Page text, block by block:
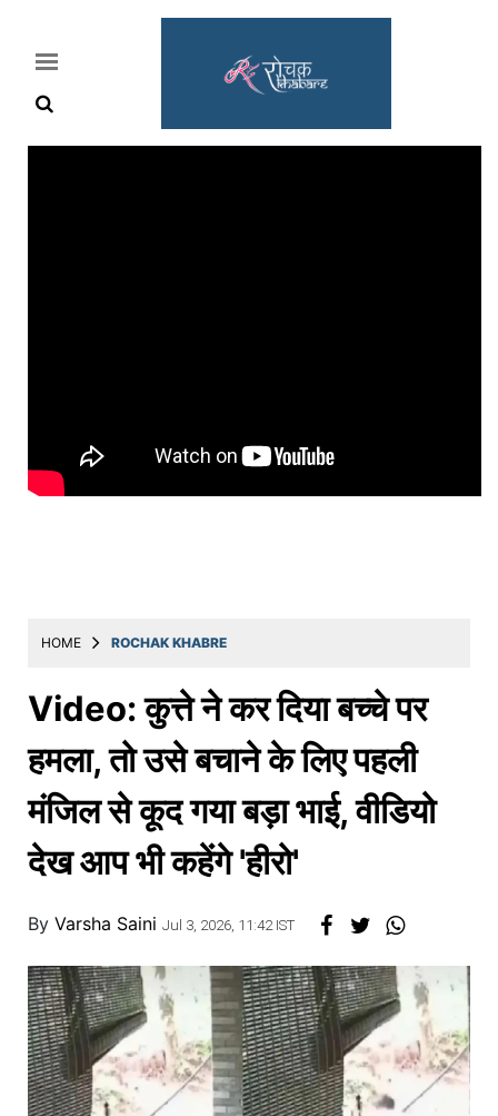
&
मराठी
मनोरंजन
स्पोर्ट्स
बिझनेस
लाईफस्टाईल
ट्रॅव्हल
खाना
HOME ROCHAK KHABRE
Video: कुत्ते ने कर दिया बच्चे पर
हमला, तो उसे बचाने के लिए पहली
मंजिल से कूद गया बड़ा भाई, वीडियो
देख आप भी कहेंगे 'हीरो'
By Varsha Saini Jul 3, 2026, 11:42 IST